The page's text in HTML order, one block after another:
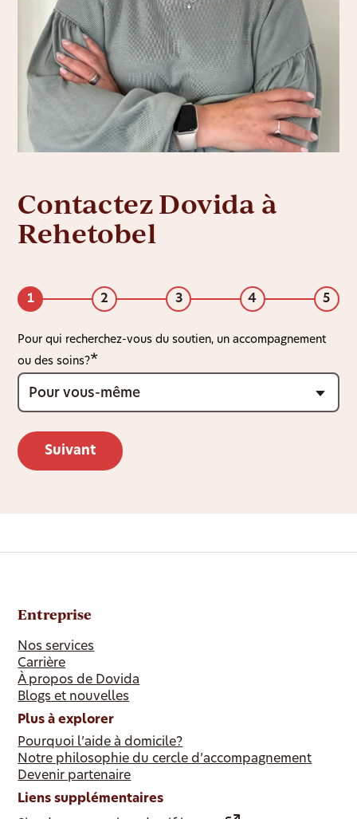
Contactez Dovida à
Rehetobel
1 2 3 4 5
Pour qui recherchez-vous du soutien, un accompagnement
ou des soins?
Entreprise
Nos services
Carrière
À propos de Dovida
Blogs et nouvelles
Plus à explorer
Pourquoi l’aide à domicile?
Notre philosophie du cercle d’accompagnement
Devenir partenaire
Liens supplémentaires